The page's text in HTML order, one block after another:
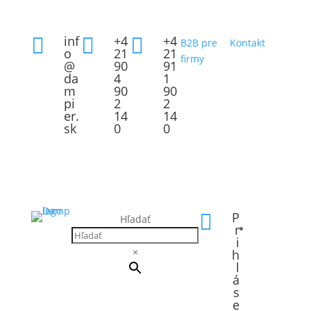
 inf
o
@
da
m
pi
er.
sk
 +4
21
90
4
90
2
14
0
 +4
21
91
1
90
2
14
0
B2B pre
firmy
Kontakt
Hľadať
×
 P
r
i
h
l
á
s
e